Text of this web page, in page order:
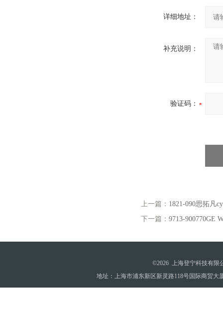
详细地址：
补充说明：
验证码：
上一篇： 1821-090思拓凡
下一篇： 9713-900770GE
©2026 上海登宁科技有限
地址：上海市浦东新区新灵路118号国际商贸大